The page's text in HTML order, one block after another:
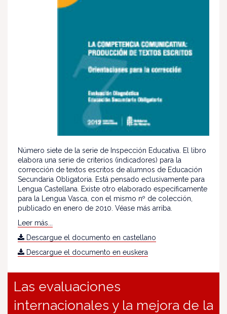
Número siete de la serie de Inspección Educativa. El libro
elabora una serie de criterios (indicadores) para la
corrección de textos escritos de alumnos de Educación
Secundaria Obligatoria. Está pensado eclusivamente para
Lengua Castellana. Existe otro elaborado específicamente
para la Lengua Vasca, con el mismo nº de colección,
publicado en enero de 2010. Véase más arriba.
Leer más...
Descargue el documento en castellano
Descargue el documento en euskera
Las evaluaciones
internacionales y la mejora de la